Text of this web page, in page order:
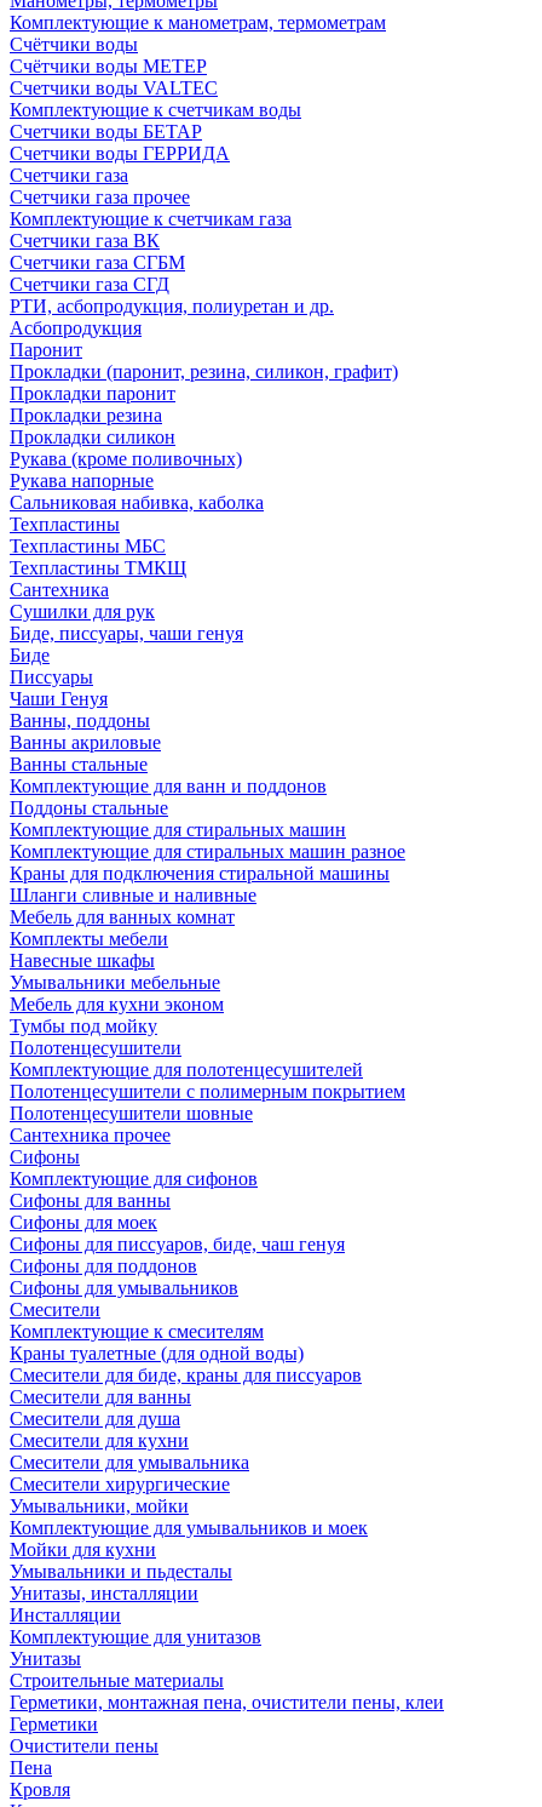
Комплектующие к манометрам, термометрам
Счётчики воды
Счётчики воды МЕТЕР
Счетчики воды VALTEC
Комплектующие к счетчикам воды
Счетчики воды БЕТАР
Счетчики воды ГЕРРИДА
Счетчики газа
Счетчики газа прочее
Комплектующие к счетчикам газа
Счетчики газа ВК
Счетчики газа СГБМ
Счетчики газа СГД
РТИ, асбопродукция, полиуретан и др.
Асбопродукция
Паронит
Прокладки (паронит, резина, силикон, графит)
Прокладки паронит
Прокладки резина
Прокладки силикон
Рукава (кроме поливочных)
Рукава напорные
Сальниковая набивка, каболка
Техпластины
Техпластины МБС
Техпластины ТМКЩ
Сантехника
Сушилки для рук
Биде, писсуары, чаши генуя
Биде
Писсуары
Чаши Генуя
Ванны, поддоны
Ванны акриловые
Ванны стальные
Комплектующие для ванн и поддонов
Поддоны стальные
Комплектующие для стиральных машин
Комплектующие для стиральных машин разное
Краны для подключения стиральной машины
Шланги сливные и наливные
Мебель для ванных комнат
Комплекты мебели
Навесные шкафы
Умывальники мебельные
Мебель для кухни эконом
Тумбы под мойку
Полотенцесушители
Комплектующие для полотенцесушителей
Полотенцесушители с полимерным покрытием
Полотенцесушители шовные
Сантехника прочее
Сифоны
Комплектующие для сифонов
Сифоны для ванны
Сифоны для моек
Сифоны для писсуаров, биде, чаш генуя
Сифоны для поддонов
Сифоны для умывальников
Смесители
Комплектующие к смесителям
Краны туалетные (для одной воды)
Смесители для биде, краны для писсуаров
Смесители для ванны
Смесители для душа
Смесители для кухни
Смесители для умывальника
Смесители хирургические
Умывальники, мойки
Комплектующие для умывальников и моек
Мойки для кухни
Умывальники и пьдесталы
Унитазы, инсталляции
Инсталляции
Комплектующие для унитазов
Унитазы
Строительные материалы
Герметики, монтажная пена, очистители пены, клеи
Герметики
Очистители пены
Пена
Кровля